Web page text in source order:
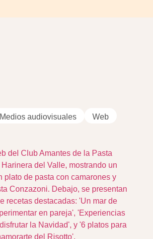
Medios audiovisuales Web